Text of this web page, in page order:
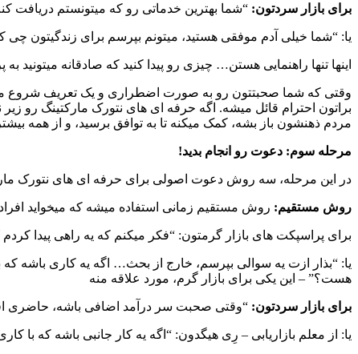
برای بازار سردتون: “شما بهترین خدماتی رو که میتونستم دریافت کنم
یا: “شما خیلی آدم موفقی هستید، میتونم بپرسم برای زندگیتون چی
اینها تنها راهنمایی هستن… چیزی رو پیدا کنید که صادقانه میتونید
وقتی که شما صحبتتون رو به صورت اضطراری و یک تعریف شروع
براتون احترام قائل میشه. اگه حرفه ای های نتورک مارکتینگ رو زیر
مردم ذهنشون باز بشه، کمک میکنه تا به توافق برسید، و از همه
مرحله سوم: دعوت رو انجام بدید!
در این مرحله، سه روش دعوت اصولی برای حرفه ای های نتورک
روش مستقیم: روش مستقیم زمانی استفاده میشه که میخواید
برای پراسپکت های بازار گرمتون: “فکر میکنم که یه راهی پیدا
یا: “بذار ازت یه سوالی بپرسم، خارج از بحث… اگه یه کاری باشه
هست؟” – این یکی برای بازار گرم، مورد علاقه منه
برای بازار سردتون: “وقتی صحبت سر درآمد اضافی باشه، حاضری
یا: از معلم بازاریابی – رِی هیگدون: “اگه یه کار جانبی باشه که با